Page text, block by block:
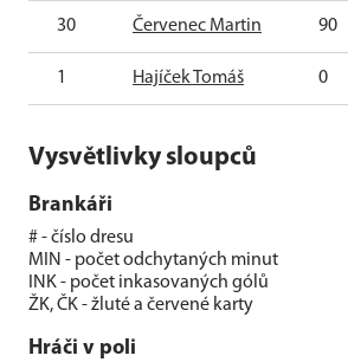
30 Červenec Martin 90
1 Hajíček Tomáš 0
Vysvětlivky sloupců
Brankáři
# - číslo dresu
MIN - počet odchytaných minut
INK - počet inkasovaných gólů
ŽK, ČK - žluté a červené karty
Hráči v poli